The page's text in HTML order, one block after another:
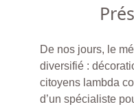
De nos jours, le
diversifié :
citoyens lambda
d’un spécialiste